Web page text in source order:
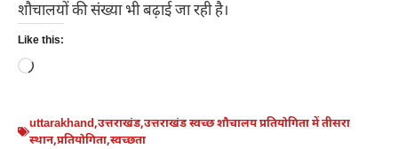
शौचालयों की संख्या भी बढ़ाई जा रही है।
Like this:
Loading…
uttarakhand,उत्तराखंड,उत्तराखंड स्वच्छ शौचालय प्रतियोगिता में तीसरा
स्थान,प्रतियोगिता,स्वच्छता